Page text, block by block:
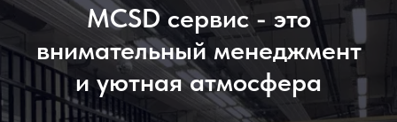
MCSD сервис - это
внимательный менеджмент
и уютная атмосфера